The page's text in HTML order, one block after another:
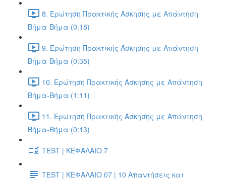
8. Ερώτηση Πρακτικής Άσκησης με Απάντηση
Βήμα-Βήμα (0:18)
9. Ερώτηση Πρακτικής Άσκησης με Απάντηση
Βήμα-Βήμα (0:35)
10. Ερώτηση Πρακτικής Άσκησης με Απάντηση
Βήμα-Βήμα (1:11)
11. Ερώτηση Πρακτικής Άσκησης με Απάντηση
Βήμα-Βήμα (0:13)
TEST | ΚΕΦΑΛΑΙΟ 7
TEST | ΚΕΦΑΛΑΙΟ 07 | 10 Απαντήσεις και